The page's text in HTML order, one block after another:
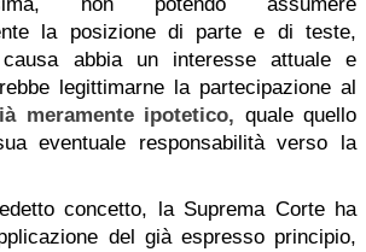
la posizione di parte e di teste,
abbia un interesse attuale e
legittimarne la partecipazione al
meramente ipotetico, quale quello
eventuale responsabilità verso la
concetto, la Suprema Corte ha
del già espresso principio,